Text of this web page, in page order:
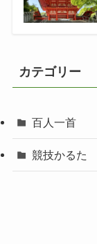
カテゴリー
百人一首
競技かるた